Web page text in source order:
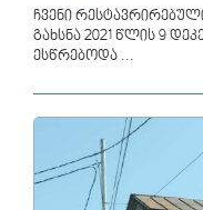
ჩვენი
გახსნა 2021 წლის 9
ესწრებოდა ...